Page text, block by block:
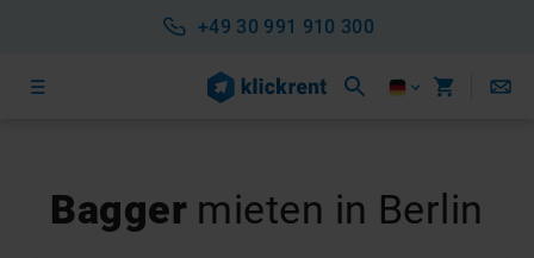
+49 30 991 910 300
Bagger mieten in Berlin